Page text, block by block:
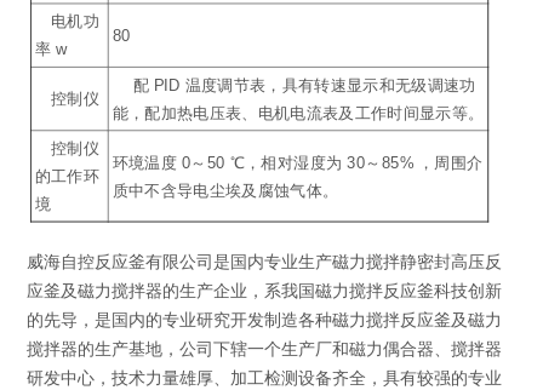
电机功
率 w
80
控制仪
配 PID 温度调节表，具有转速显示和无级调速功
能，配加热电压表、电机电流表及工作时间显示等。
控制仪
的工作环
境
环境温度 0～50 ℃，相对湿度为 30～85% ，周围介
质中不含导电尘埃及腐蚀气体。
威海自控反应釜有限公司是国内专业生产磁力搅拌静密封高压反
应釜及磁力搅拌器的生产企业，系我国磁力搅拌反应釜科技创新
的先导，是国内的专业研究开发制造各种磁力搅拌反应釜及磁力
搅拌器的生产基地，公司下辖一个生产厂和磁力偶合器、搅拌器
研发中心，技术力量雄厚、加工检测设备齐全，具有较强的专业